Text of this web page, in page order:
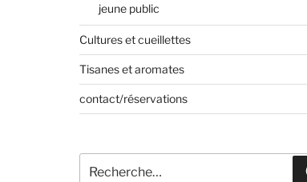
jeune public
Cultures et cueillettes
Tisanes et aromates
contact/réservations
pour